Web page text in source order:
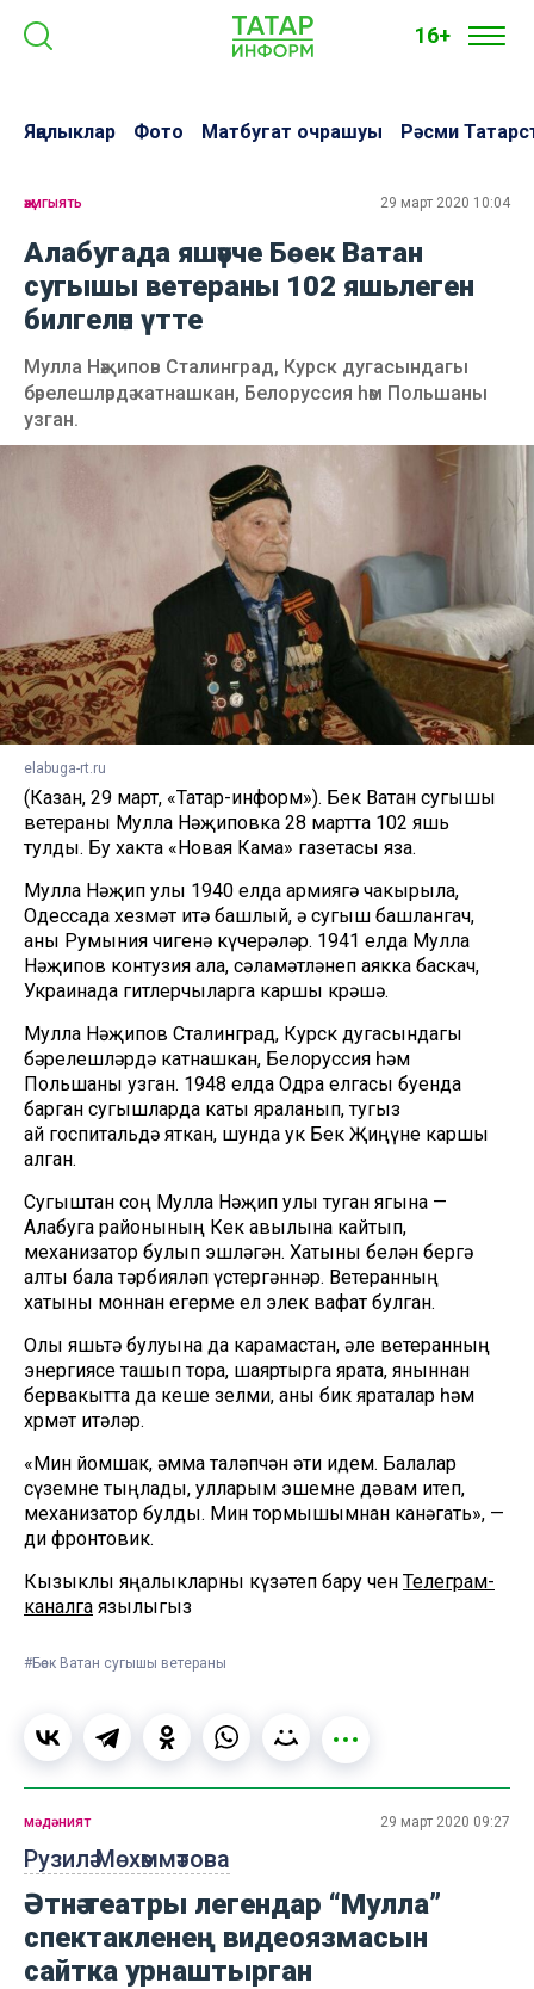
16+
Яңалыклар Фото Матбугат очрашуы Рәсми
җәмгыять 29 март 2020 10:04
Алабугада яшәүче Бөек Ватан
сугышы ветераны 102 яшьлеген
билгеләп үтте
Мулла Нәҗипов Сталинград, Курск дугасындагы
бәрелешләрдә катнашкан, Белоруссия һәм Польшаны
узган.
elabuga-rt.ru
(Казан, 29 март, «Татар-информ»). Бөек Ватан сугышы
ветераны Мулла Нәҗиповка 28 мартта 102 яшь
тулды. Бу хакта «Новая Кама» газетасы яза.
Мулла Нәҗип улы 1940 елда армиягә чакырыла,
Одессада хезмәт итә башлый, ә сугыш башлангач,
аны Румыния чигенә күчерәләр. 1941 елда Мулла
Нәҗипов контузия ала, сәламәтләнеп аякка баскач,
Украинада гитлерчыларга каршы көрәшә.
Мулла Нәҗипов Сталинград, Курск дугасындагы
бәрелешләрдә катнашкан, Белоруссия һәм
Польшаны узган. 1948 елда Одра елгасы буенда
барган сугышларда каты яраланып, тугыз
ай госпитальдә яткан, шунда ук Бөек Җиңүне каршы
алган.
Сугыштан соң Мулла Нәҗип улы туган ягына —
Алабуга районының Көек авылына кайтып,
механизатор булып эшләгән. Хатыны белән бергә
алты бала тәрбияләп үстергәннәр. Ветеранның
хатыны моннан егерме ел элек вафат булган.
Олы яшьтә булуына да карамастан, әле ветеранның
энергиясе ташып тора, шаяртырга ярата, яныннан
бервакытта да кеше өзелми, аны бик яраталар һәм
хөрмәт итәләр.
«Мин йомшак, әмма таләпчән әти идем. Балалар
сүземне тыңлады, улларым эшемне дәвам итеп,
механизатор булды. Мин тормышымнан канәгать», —
ди фронтовик.
Кызыклы яңалыкларны күзәтеп бару өчен Телеграм-
каналга язылыгыз
#Бөек Ватан сугышы ветераны
Рузилә Мөхәммәтова
мәдәният 29 март 2020 09:27
Әтнә театры легендар “Мулла”
спектакленең видеоязмасын
сайтка урнаштырган